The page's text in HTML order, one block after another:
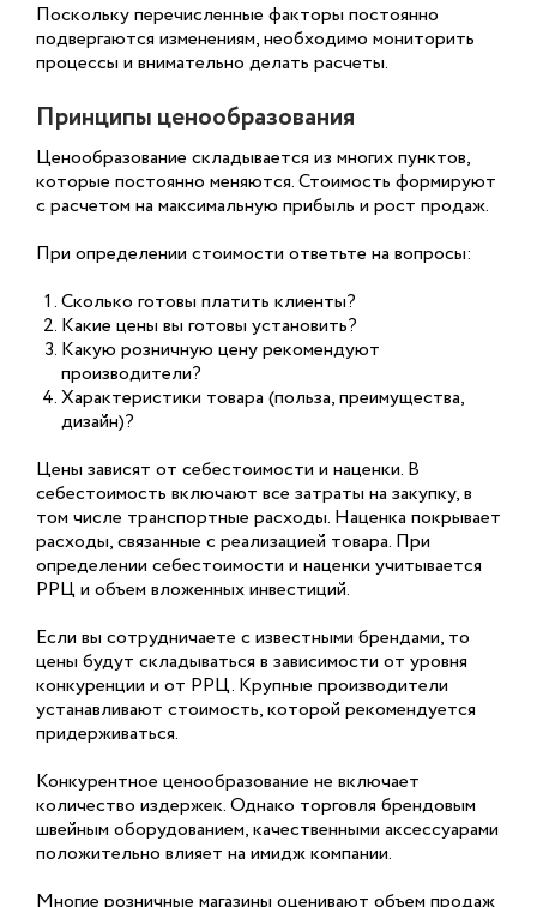
Поскольку перечисленные факторы постоянно
подвергаются изменениям, необходимо мониторить
процессы и внимательно делать расчеты.
Принципы ценообразования
Ценообразование складывается из многих пунктов,
которые постоянно меняются. Стоимость формируют
с расчетом на максимальную прибыль и рост продаж.
При определении стоимости ответьте на вопросы:
Сколько готовы платить клиенты?
Какие цены вы готовы установить?
Какую розничную цену рекомендуют
производители?
Характеристики товара (польза, преимущества,
дизайн)?
Цены зависят от себестоимости и наценки. В
себестоимость включают все затраты на закупку, в
том числе транспортные расходы. Наценка покрывает
расходы, связанные с реализацией товара. При
определении себестоимости и наценки учитывается
РРЦ и объем вложенных инвестиций.
Если вы сотрудничаете с известными брендами, то
цены будут складываться в зависимости от уровня
конкуренции и от РРЦ. Крупные производители
устанавливают стоимость, которой рекомендуется
придерживаться.
Конкурентное ценообразование не включает
количество издержек. Однако торговля брендовым
швейным оборудованием, качественными аксессуарами
положительно влияет на имидж компании.